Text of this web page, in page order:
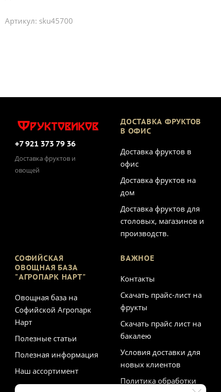
Артикул: sku45700
+7 921 373 79 36
Доставка фруктов и
овощей
ДОСТАВКА ФРУКТОВ
В ОФИС
Доставка фруктов в
офис
Доставка фруктов на
дом
Доставка фруктов для
столовых, магазинов и
производств.
СОФИЙСКАЯ
ОВОЩНАЯ БАЗА
"АГРОПАРК НАРТ"
Овощная база на
Софийской Агропарк
Нарт
Полезные статьи
Полезная информация
Наш ассортимент
ВАЖНОЕ
Контакты
Скачать прайс-лист на
фрукты
Скачать прайс лист на
бакалею
Условия доставки для
новых клиентов
Политика обработки